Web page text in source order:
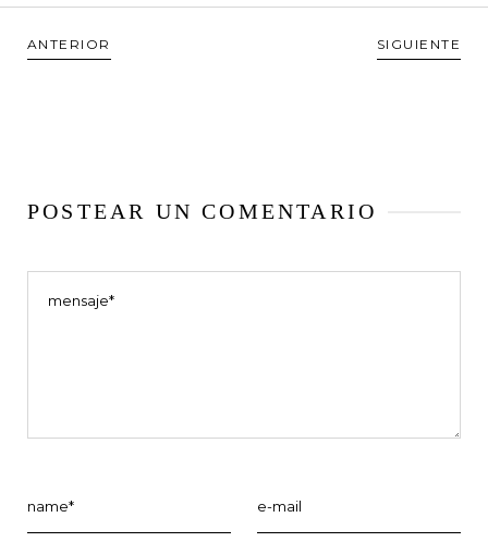
ANTERIOR SIGUIENTE
POSTEAR UN COMENTARIO